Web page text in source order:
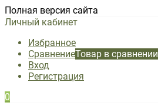
Полная версия сайта
Личный кабинет
Избранное
СравнениеТовар в сравнении
Вход
Регистрация
0